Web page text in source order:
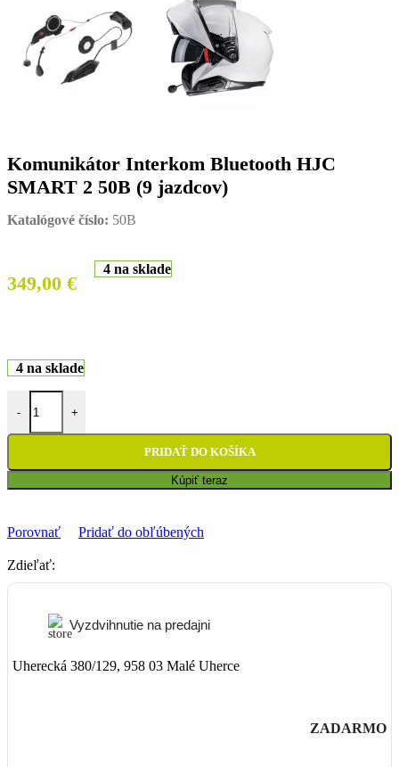
Komunikátor Interkom Bluetooth HJC
SMART 2 50B (9 jazdcov)
Katalógové číslo: 50B
349,00 €
4 na sklade
4 na sklade
- +
PRIDAŤ DO KOŠÍKA
Kúpiť teraz
Porovnať Pridať do obľúbených
Zdieľať:
Vyzdvihnutie na predajni
Uherecká 380/129, 958 03 Malé Uherce
ZADARMO